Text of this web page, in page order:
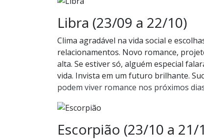
Libra (23/09 a 22/10)
Clima agradável na vida social e
relacionamentos. Novo romance,
alta. Se estiver só, alguém especial
vida. Invista em um futuro brilhante.
podem viver romance nos próximos
Escorpião (23/10 a 21/